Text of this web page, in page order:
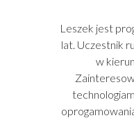
Leszek jest
lat. Uczestnik
w